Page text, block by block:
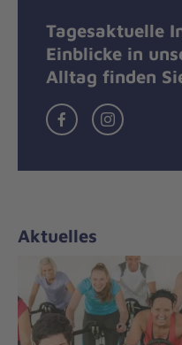
Tagesaktuelle
Einblicke in
Alltag finden
FacebookInstagram
Aktuelles